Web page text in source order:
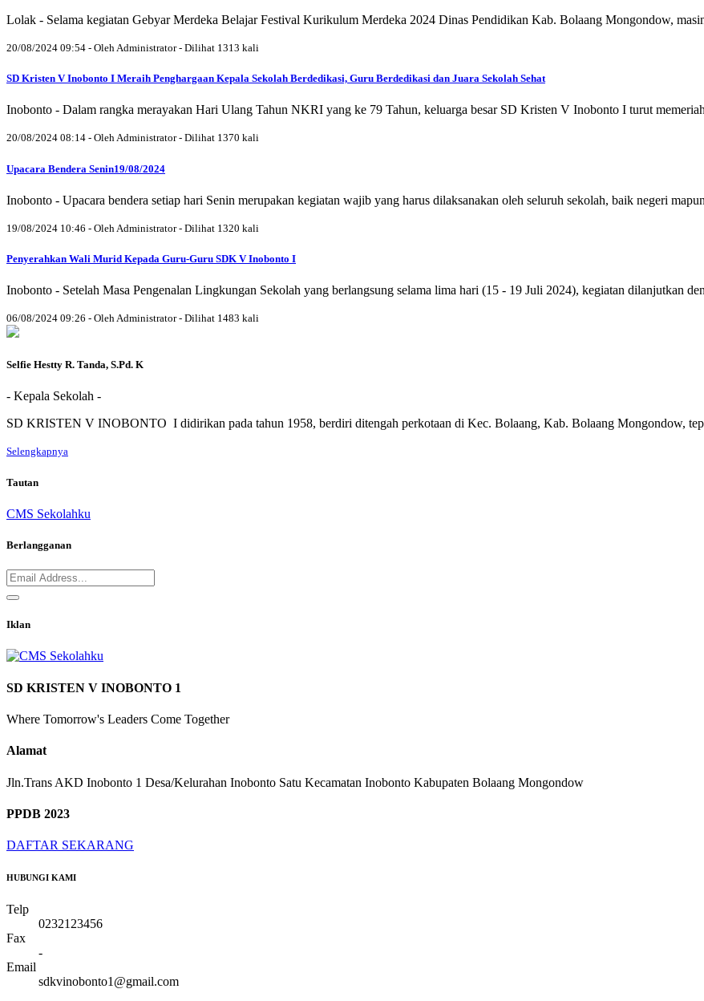
Lolak - Selama kegiatan Gebyar Merdeka Belajar Festival Kurikulum Merdeka 2024 Dinas Pendidikan Kab. Bolaang Mongondow,
20/08/2024 09:54 - Oleh Administrator - Dilihat 1313 kali
SD Kristen V Inobonto I Meraih Penghargaan Kepala Sekolah Berdedikasi, Guru Berdedikasi dan Juara Sekolah Sehat
Inobonto - Dalam rangka merayakan Hari Ulang Tahun NKRI yang ke 79 Tahun, keluarga besar SD Kristen V Inobonto I turut
20/08/2024 08:14 - Oleh Administrator - Dilihat 1370 kali
Upacara Bendera Senin19/08/2024
Inobonto - Upacara bendera setiap hari Senin merupakan kegiatan wajib yang harus dilaksanakan oleh seluruh sekolah, baik negeri
19/08/2024 10:46 - Oleh Administrator - Dilihat 1320 kali
Penyerahkan Wali Murid Kepada Guru-Guru SDK V Inobonto I
Inobonto - Setelah Masa Pengenalan Lingkungan Sekolah yang berlangsung selama lima hari (15 - 19 Juli 2024), kegiatan dilanjutkan
06/08/2024 09:26 - Oleh Administrator - Dilihat 1483 kali
Selfie Hestty R. Tanda, S.Pd. K
- Kepala Sekolah -
SD KRISTEN V INOBONTO I didirikan pada tahun 1958, berdiri ditengah perkotaan di Kec. Bolaang, Kab. Bolaang Mongondow,
Selengkapnya
Tautan
CMS Sekolahku
Berlangganan
Iklan
SD KRISTEN V INOBONTO 1
Where Tomorrow's Leaders Come Together
Alamat
Jln.Trans AKD Inobonto 1 Desa/Kelurahan Inobonto Satu Kecamatan Inobonto Kabupaten Bolaang Mongondow
PPDB 2023
DAFTAR SEKARANG
HUBUNGI KAMI
Telp
0232123456
Fax
-
Email
sdkvinobonto1@gmail.com